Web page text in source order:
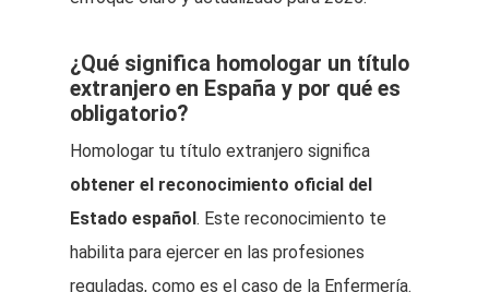
¿Qué significa homologar un título
extranjero en España y por qué es
obligatorio?
Homologar tu título extranjero significa
obtener el reconocimiento oficial del
Estado español. Este reconocimiento te
habilita para ejercer en las profesiones
reguladas, como es el caso de la Enfermería.